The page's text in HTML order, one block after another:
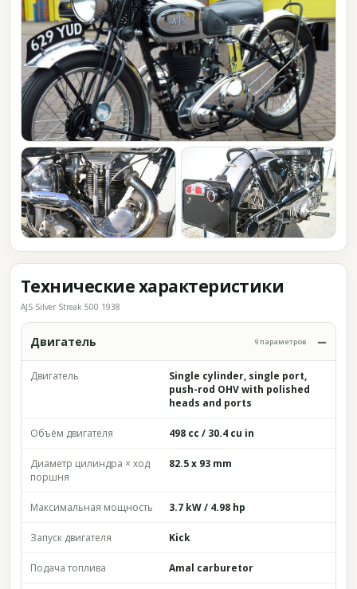
Технические характеристики
AJS Silver Streak 500 1938
Двигатель 9 параметров
Двигатель
Single cylinder, single port,
push-rod OHV with polished
heads and ports
Объём двигателя 498 cc / 30.4 cu in
Диаметр цилиндра × ход
поршня
82.5 x 93 mm
Максимальная мощность 3.7 kW / 4.98 hp
Запуск двигателя Kick
Подача топлива Amal carburetor